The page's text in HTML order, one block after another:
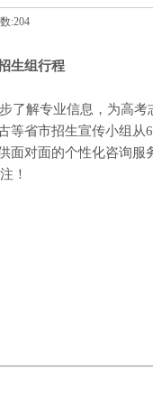
:204
生组行程
了解专业信息，为高考
等省市招生宣传小组从6
面对面的个性化咨询服
！